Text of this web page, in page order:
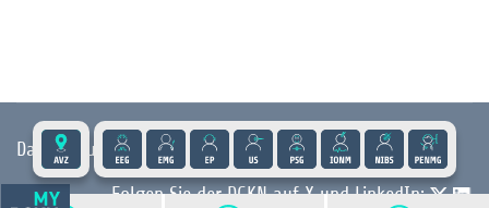
Datenschutz |Impressum| Kontakt | Presse
Folgen Sie der DGKN auf X und LinkedIn: